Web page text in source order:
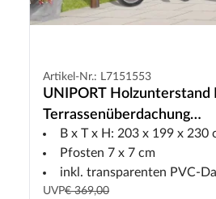
Artikel-Nr.: L7151553
UNIPORT Holzunterstand
Terrassenüberdachung
kesseldruckimprägniert
B x T x H: 203 x 199 x 230
Pfosten 7 x 7 cm
inkl. transparenten PVC-
UVP€ 369,00